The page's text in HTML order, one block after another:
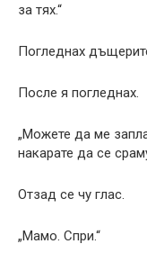
за тях.“
Погледнах
После я погледнах.
„Можете да ме
накарате да се
Отзад се чу глас.
„Мамо. Спри.“